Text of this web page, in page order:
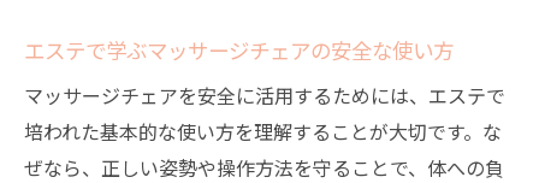
エステで学ぶマッサージチェアの安全な使い方
マッサージチェアを安全に活用するためには、エステで
培われた基本的な使い方を理解することが大切です。な
ぜなら、正しい姿勢や操作方法を守ることで、体への負